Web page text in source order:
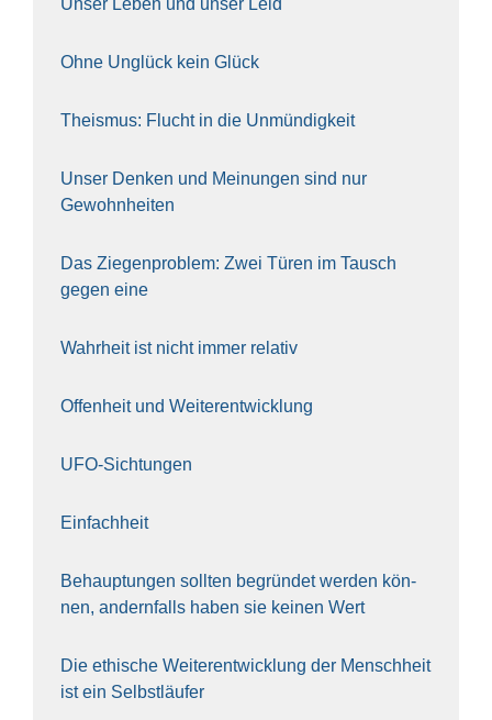
Unser Leben und unser Leid
Ohne Unglück kein Glück
The­is­mus: Flucht in die Unmün­dig­keit
Unser Den­ken und Mei­nun­gen sind nur
Gewohn­hei­ten
Das Zie­gen­pro­blem: Zwei Türen im Tausch
gegen eine
Wahr­heit ist nicht immer rela­tiv
Offen­heit und Wei­ter­ent­wick­lung
UFO-Sich­tun­gen
Ein­fach­heit
Behaup­tun­gen soll­ten begrün­det wer­den kön­
nen, andern­falls haben sie kei­nen Wert
Die ethi­sche Wei­ter­ent­wick­lung der Mensch­heit
ist ein Selbst­läu­fer